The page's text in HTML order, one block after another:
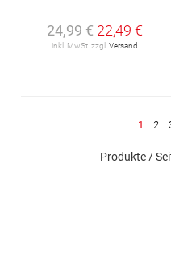
24,99 € 22,49 €
inkl. MwSt. zzgl. Versand
Du
1 2
Produkte /